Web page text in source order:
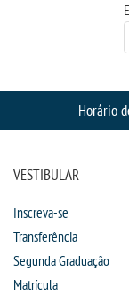
VESTIBULAR
INSCREVA-SE
TRANSFERÊNCIA
SEGUNDA
Horário
VESTIBULAR
Inscreva-se
Transferência
Segunda Graduação
Matrícula